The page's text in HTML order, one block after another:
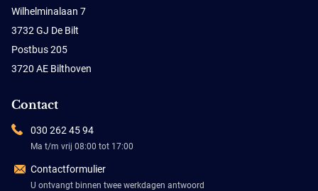
Wilhelminalaan 7
3732 GJ De Bilt
Postbus 205
3720 AE Bilthoven
Contact
030 262 45 94
Ma t/m vrij 08:00 tot 17:00
Contactformulier
U ontvangt binnen twee werkdagen antwoord